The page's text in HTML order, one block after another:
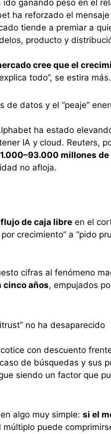
ido ganando peso en el
ha reforzado el
tiende a premiar a
producto y
cree que el
todo”, se estira más.
de datos y el “peaje”
ha estado
IA y cloud. Reuters,
millones de
no afloja.
de caja libreen el
crecimiento” a “pido
cifras al fenómeno
cinco años, empujados
no ha desaparecido
con descuento
de búsquedas y sus
siendo un factor que
algo muy simple: si el
múltiplo puede